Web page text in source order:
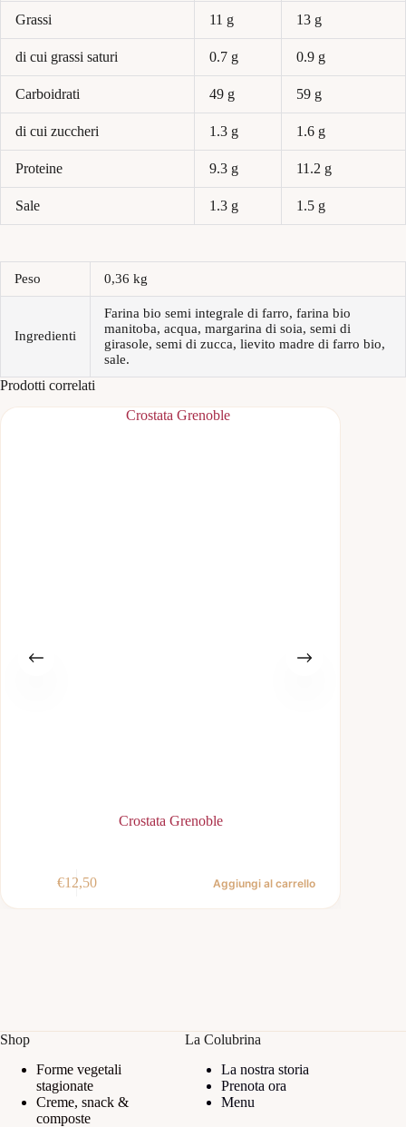
Grassi 11 g 13 g
di cui grassi saturi 0.7 g 0.9 g
Carboidrati 49 g 59 g
di cui zuccheri 1.3 g 1.6 g
Proteine 9.3 g 11.2 g
Sale 1.3 g 1.5 g
Peso 0,36 kg
Ingredienti
Farina bio semi integrale di farro, farina bio
manitoba, acqua, margarina di soia, semi di
girasole, semi di zucca, lievito madre di farro bio,
sale.
Prodotti correlati
Crostata Grenoble
€12,50 Aggiungi al carrello
Shop
Forme vegetali
stagionate
Creme, snack &
composte
La Colubrina
La nostra storia
Prenota ora
Menu